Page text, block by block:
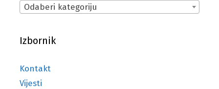
Odaberi kategoriju
Izbornik
Kontakt
Vijesti